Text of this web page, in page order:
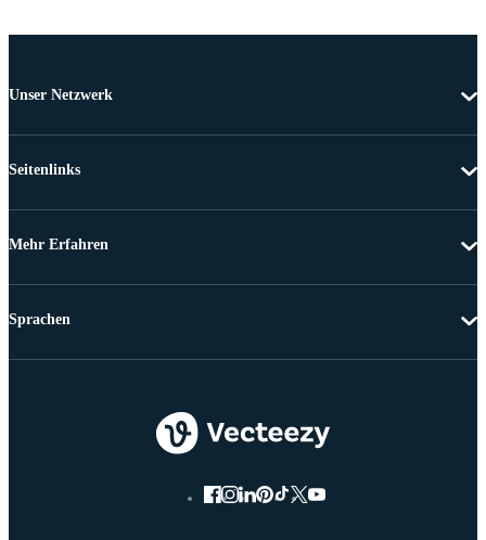
Unser Netzwerk
Seitenlinks
Mehr Erfahren
Sprachen